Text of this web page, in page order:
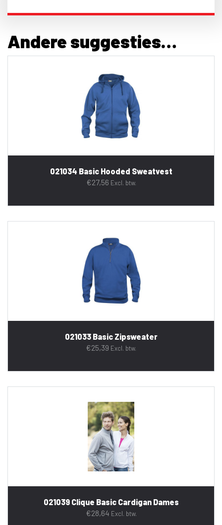
Andere suggesties…
021034 Basic Hooded Sweatvest
€27,56 Excl. btw.
021033 Basic Zipsweater
€25,39 Excl. btw.
021039 Clique Basic Cardigan Dames
€28,64 Excl. btw.